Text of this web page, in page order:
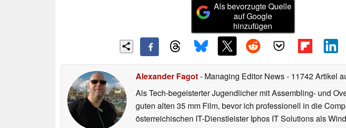
Als bevorzugte Quelle
auf Google
hinzufügen
Alexander Fagot- Managing Editor News- 11742 Artikel
Als Tech-begeisterter Jugendlicher mit Assembling- und
guten alten 35 mm Film, bevor ich professionell in die
österreichischen IT-Dienstleister Iphos IT Solutions als